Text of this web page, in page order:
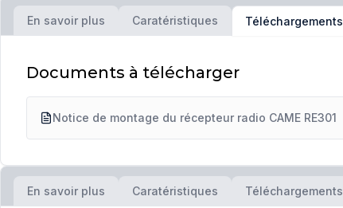
En savoir plus Caratéristiques Téléchargements
Documents à télécharger
Notice de montage du récepteur radio CAME RE301
En savoir plus Caratéristiques Téléchargements